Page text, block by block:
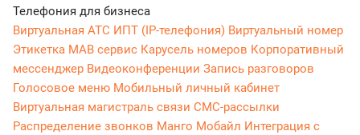
Телефония для бизнеса
Виртуальная АТС ИПТ (IP-телефония) Виртуальный номер
Этикетка МАВ сервис Карусель номеров Корпоративный
мессенджер Видеоконференции Запись разговоров
Голосовое меню Мобильный личный кабинет
Виртуальная магистраль связи СМС-рассылки
Распределение звонков Манго Мобайл Интеграция с